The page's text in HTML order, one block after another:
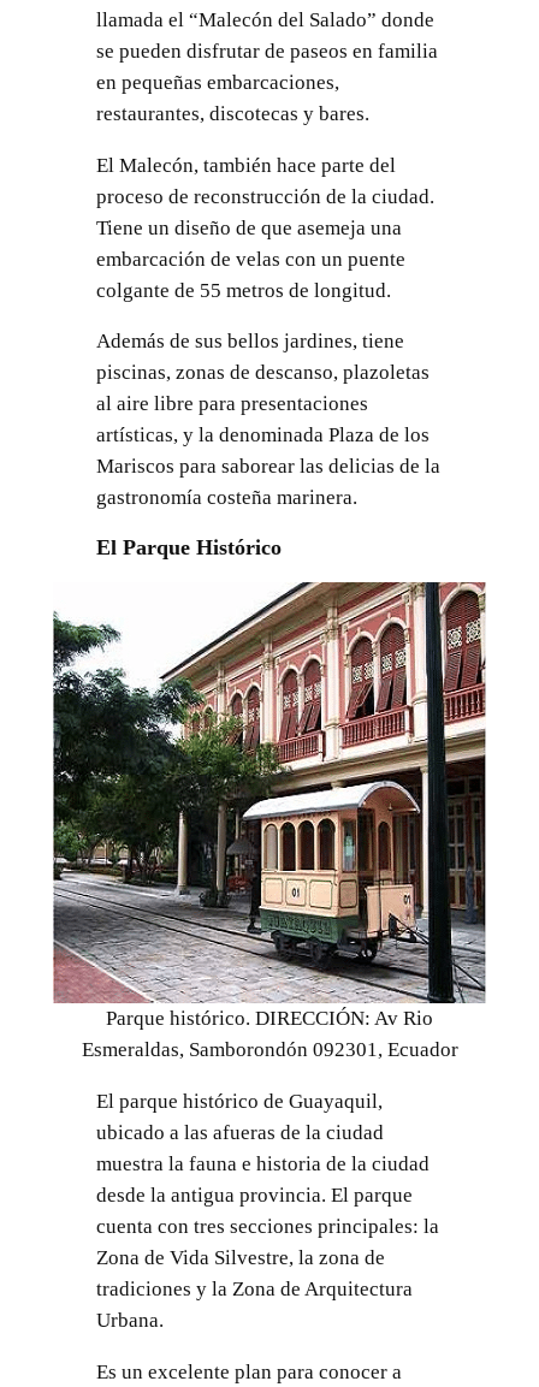
llamada el “Malecón del Salado” donde
se pueden disfrutar de paseos en familia
en pequeñas embarcaciones,
restaurantes, discotecas y bares.
El Malecón, también hace parte del
proceso de reconstrucción de la ciudad.
Tiene un diseño de que asemeja una
embarcación de velas con un puente
colgante de 55 metros de longitud.
Además de sus bellos jardines, tiene
piscinas, zonas de descanso, plazoletas
al aire libre para presentaciones
artísticas, y la denominada Plaza de los
Mariscos para saborear las delicias de la
gastronomía costeña marinera.
El Parque Histórico
Parque histórico. DIRECCIÓN: Av Rio
Esmeraldas, Samborondón 092301, Ecuador
El parque histórico de Guayaquil,
ubicado a las afueras de la ciudad
muestra la fauna e historia de la ciudad
desde la antigua provincia. El parque
cuenta con tres secciones principales: la
Zona de Vida Silvestre, la zona de
tradiciones y la Zona de Arquitectura
Urbana.
Es un excelente plan para conocer a